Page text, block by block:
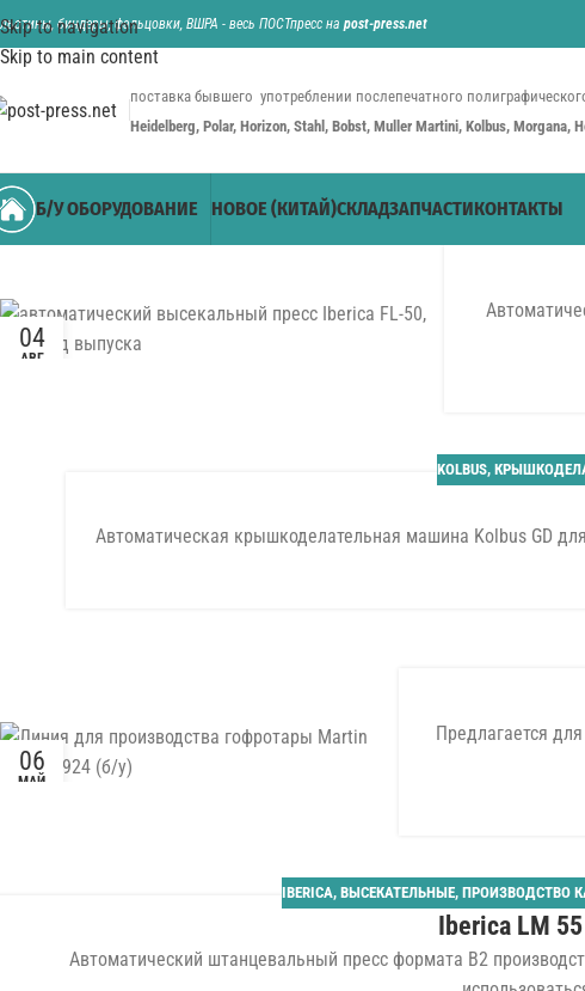
Skip to navigation
Skip to main content
биндеры, фальцовки, ВШРА - весь ПОСТпресс на post-press.net
поставка бывшего употреблении послепечатного
Heidelberg, Polar, Horizon, Stahl, Bobst, Muller Martini, Kolbus, Morgana,
Б/У ОБОРУДОВАНИЕ НОВОЕ (КИТАЙ)СКЛАДЗАПЧАСТИКОНТАКТЫ
04
АВГ
KOLBUS,
Автоматическая крышкоделательная машина Kolbus GD
06
МАЙ
Предлагается
IBERICA, ВЫСЕКАТЕЛЬНЫЕ, ПРОИЗВОДСТВО
Iberica LM
Автоматический штанцевальный пресс формата B2